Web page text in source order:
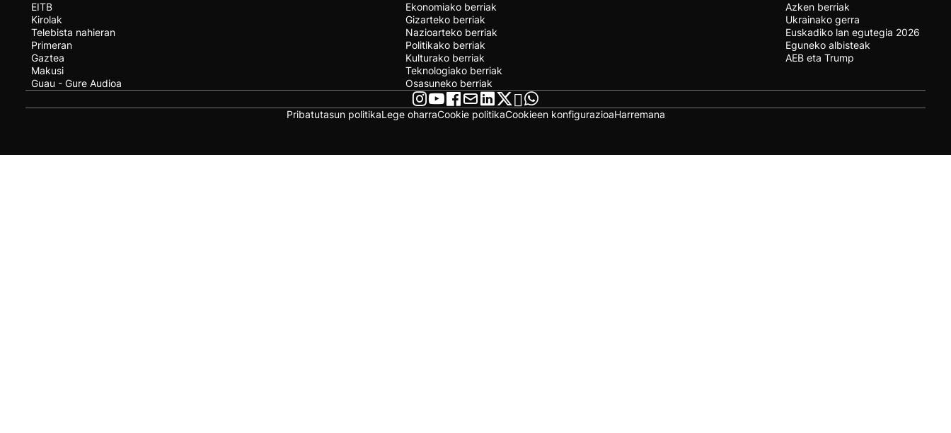
EITB
Kirolak
Telebista nahieran
Primeran
Gaztea
Makusi
Guau - Gure Audioa
Ekonomiako berriak
Gizarteko berriak
Nazioarteko berriak
Politikako berriak
Kulturako berriak
Teknologiako berriak
Osasuneko berriak
Azken berriak
Ukrainako gerra
Euskadiko lan egutegia 2026
Eguneko albisteak
AEB eta Trump
Pribatutasun politikaLege oharraCookie politikaCookieen konfigurazioaHarremana